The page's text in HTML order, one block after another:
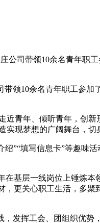
司带领10余名青年职工
10余名青年职工参加
青年、倾听青年，创新
现梦想的广阔舞台，切
”“填写信息卡”等趣味
基层一线岗位上锤炼本
更关心职工生活，多
发挥工会、团组织优势